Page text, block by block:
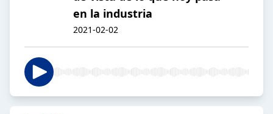
en la industria
2021-02-02